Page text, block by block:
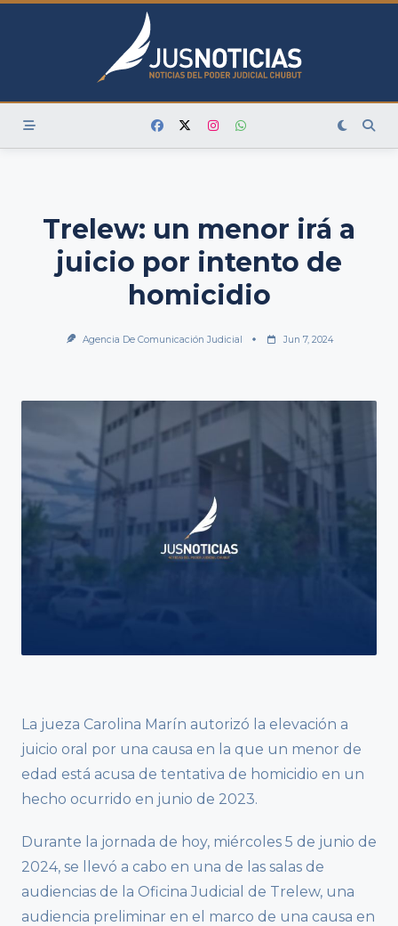
Skip
Trelew: un menor irá a
juicio por intento de
homicidio
Agencia De Comunicación Judicial Jun 7, 2024
La jueza Carolina Marín autorizó la elevación a
juicio oral por una causa en la que un menor de
edad está acusa de tentativa de homicidio en un
hecho ocurrido en junio de 2023.
Durante la jornada de hoy, miércoles 5 de junio de
2024, se llevó a cabo en una de las salas de
audiencias de la Oficina Judicial de Trelew, una
audiencia preliminar en el marco de una causa en